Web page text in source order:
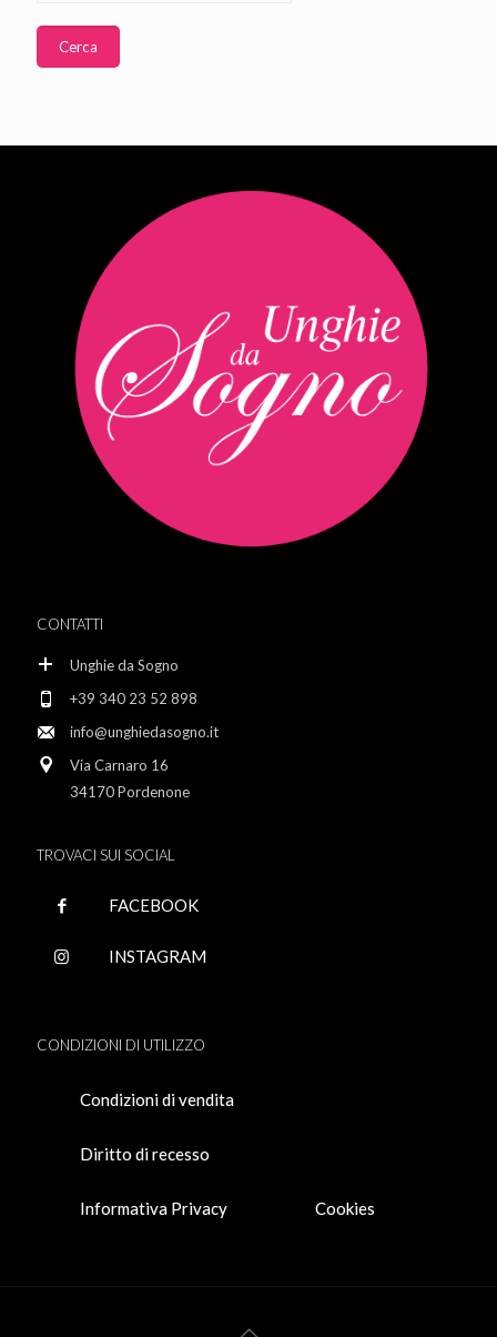
Cerca
CONTATTI
Unghie da Sogno
+39 340 23 52 898
info@unghiedasogno.it
Via Carnaro 16
34170 Pordenone
TROVACI SUI SOCIAL
FACEBOOK
INSTAGRAM
CONDIZIONI DI UTILIZZO
Condizioni di vendita
Diritto di recesso
Informativa Privacy Cookies